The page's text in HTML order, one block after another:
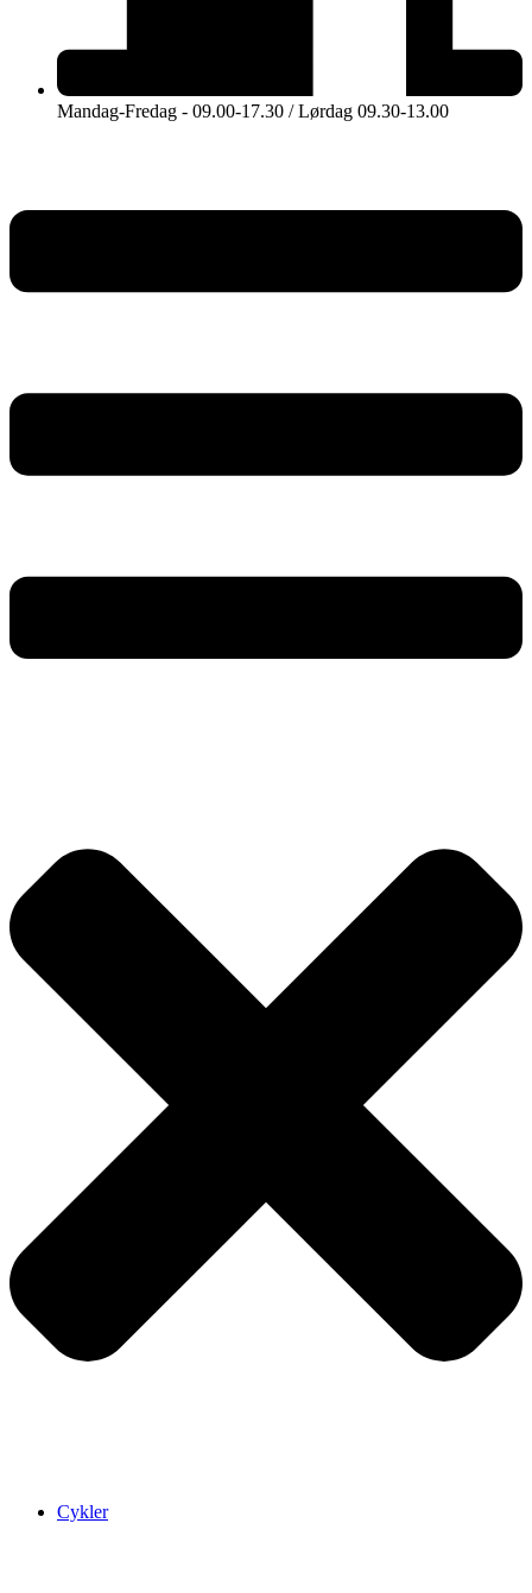
Mandag-Fredag - 09.00-17.30 / Lørdag 09.30-13.00
Cykler